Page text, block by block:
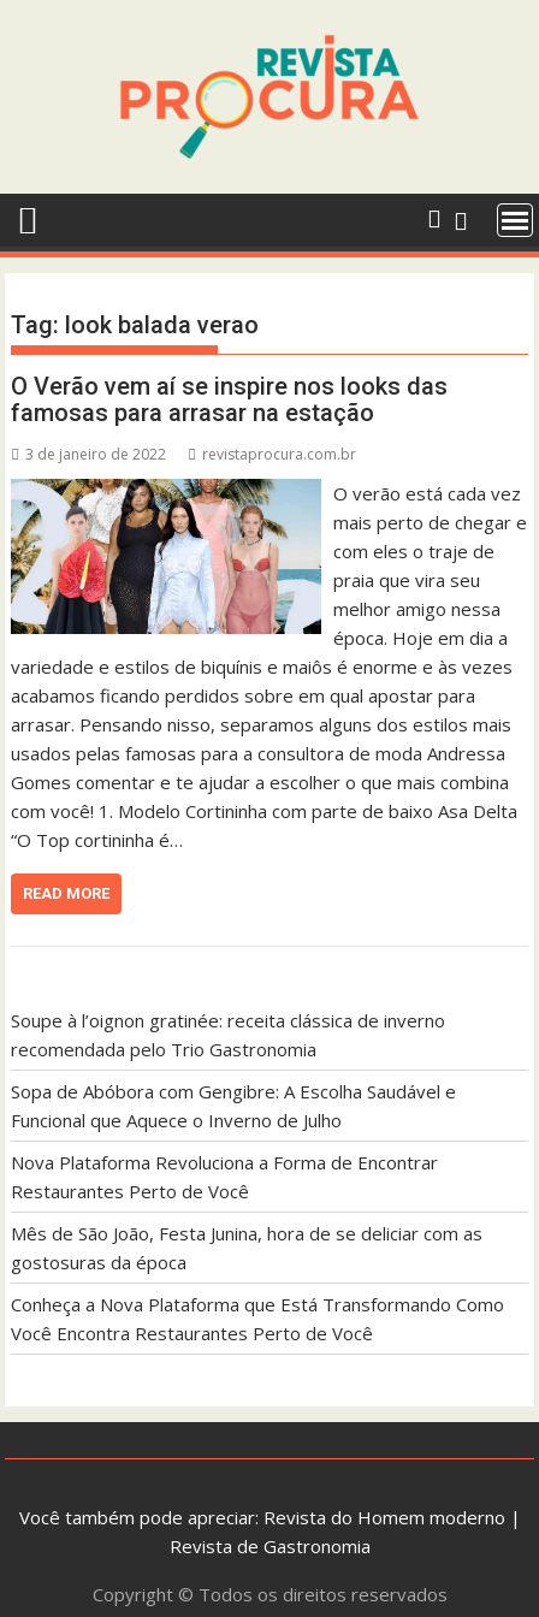
Tag: look balada verao
O Verão vem aí se inspire nos looks das
famosas para arrasar na estação
3 de janeiro de 2022 revistaprocura.com.br
O verão está cada vez
mais perto de chegar e
com eles o traje de
praia que vira seu
melhor amigo nessa
época. Hoje em dia a
variedade e estilos de biquínis e maiôs é enorme e às vezes
acabamos ficando perdidos sobre em qual apostar para
arrasar. Pensando nisso, separamos alguns dos estilos mais
usados pelas famosas para a consultora de moda Andressa
Gomes comentar e te ajudar a escolher o que mais combina
com você! 1. Modelo Cortininha com parte de baixo Asa Delta
“O Top cortininha é…
READ MORE
Soupe à l’oignon gratinée: receita clássica de inverno
recomendada pelo Trio Gastronomia
Sopa de Abóbora com Gengibre: A Escolha Saudável e
Funcional que Aquece o Inverno de Julho
Nova Plataforma Revoluciona a Forma de Encontrar
Restaurantes Perto de Você
Mês de São João, Festa Junina, hora de se deliciar com as
gostosuras da época
Conheça a Nova Plataforma que Está Transformando Como
Você Encontra Restaurantes Perto de Você
Você também pode apreciar: Revista do Homem moderno |
Revista de Gastronomia
Copyright © Todos os direitos reservados